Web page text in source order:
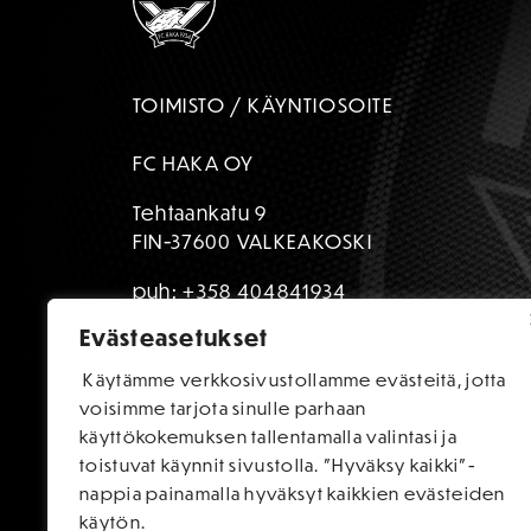
Evästeasetukset
Käytämme verkkosivustollamme evästeitä, jotta
voisimme tarjota sinulle parhaan
käyttökokemuksen tallentamalla valintasi ja
toistuvat käynnit sivustolla. "Hyväksy kaikki"-
nappia painamalla hyväksyt kaikkien evästeiden
käytön.
TOIMISTO / KÄYNTIOSOITE
FC HAKA OY
Tehtaankatu 9
FIN-37600 VALKEAKOSKI
puh:+358 404841934
toimisto@fchaka.fi